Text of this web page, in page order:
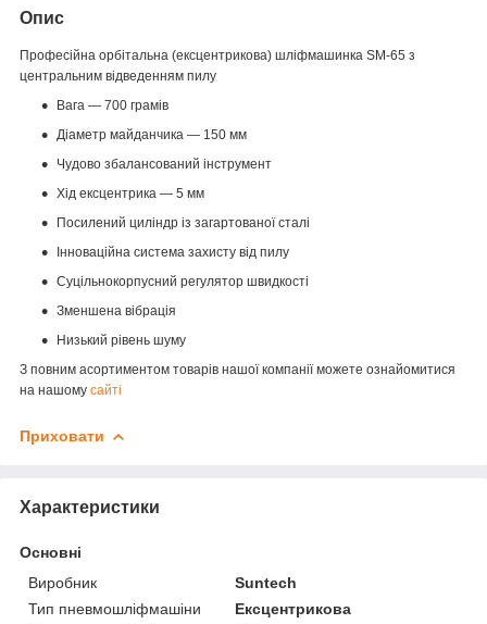
Опис
Професійна орбітальна (ексцентрикова) шліфмашинка SM-65 з
центральним відведенням пилу
Вага — 700 грамів
Діаметр майданчика — 150 мм
Чудово збалансований інструмент
Хід ексцентрика — 5 мм
Посилений циліндр із загартованої сталі
Інноваційна система захисту від пилу
Суцільнокорпусний регулятор швидкості
Зменшена вібрація
Низький рівень шуму
З повним асортиментом товарів нашої компанії можете ознайомитися
на нашому сайті
Приховати
Характеристики
Основні
Виробник
Suntech
Тип пневмошліфмашіни
Ексцентрикова